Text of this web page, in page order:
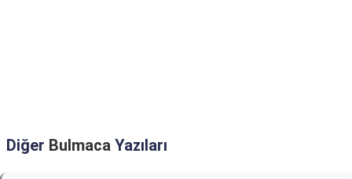
Diğer Bulmaca Yazıları